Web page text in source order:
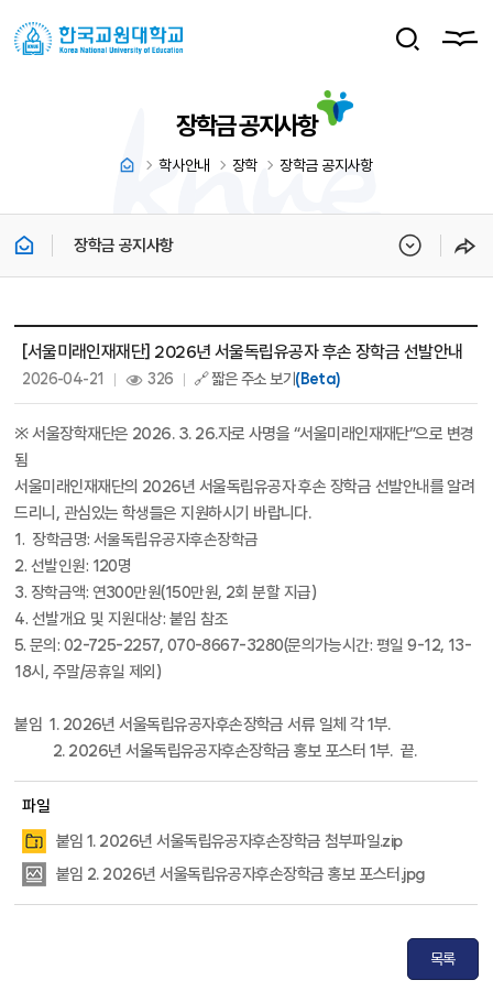
장학금 공지사항
학사안내 장학 장학금 공지사항
장학금 공지사항
[서울미래인재재단] 2026년 서울독립유공자 후손 장학금 선발안내
2026-04-21 326 🔗 짧은 주소 보기(Beta)
※ 서울장학재단은 2026. 3. 26.자로 사명을 “서울미래인재재단”으로 변경
됨
서울미래인재재단의 2026년 서울독립유공자 후손 장학금 선발안내를 알려
드리니, 관심있는 학생들은 지원하시기 바랍니다.
1. 장학금명: 서울독립유공자후손장학금
2. 선발인원: 120명
3. 장학금액: 연300만원(150만원, 2회 분할 지급)
4. 선발개요 및 지원대상: 붙임 참조
5. 문의: 02-725-2257, 070-8667-3280(문의가능시간: 평일 9-12, 13-
18시, 주말/공휴일 제외)
붙임 1. 2026년 서울독립유공자후손장학금 서류 일체 각 1부.
2. 2026년 서울독립유공자후손장학금 홍보 포스터 1부. 끝.
파일
붙임 1. 2026년 서울독립유공자후손장학금 첨부파일.zip
붙임 2. 2026년 서울독립유공자후손장학금 홍보 포스터.jpg
목록